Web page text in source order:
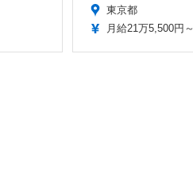
東京都
月給21万5,500円～